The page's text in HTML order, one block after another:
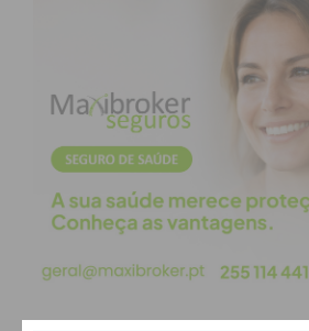
Em comunicado enviado ao
Câmara Municipal de Penafiel
absolutamente falso” que “esteja
ADISCREP, explicando que o
referidas instalações em 2014 “a
“com a possibilidade de reverter